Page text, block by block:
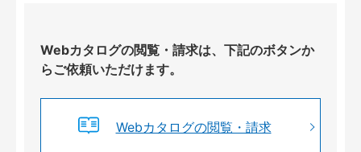
Webカタログの閲覧・請求は、下記のボタンか
らご依頼いただけます。
Webカタログの閲覧・請求